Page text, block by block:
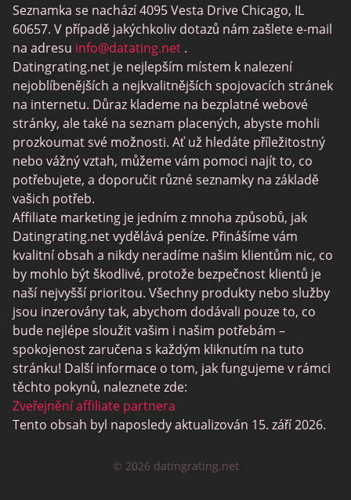
MeetMindful
Seznamka BDSM
BBPeopleMeet
Stránky Sugar Daddy
JPeopleMeet
Trans Seznamka
Senior Datování Lokalit
MyLOL
Gay Seznamka
Lesbické Seznamky
Černé Datování Lokalit
SugarDaddyMeet
LatinAmericanCupid
CatholicMatch
Seznamka se nachází 4095 Vesta Drive Chicago, IL
60657. V případě jakýchkoliv dotazů nám zašlete e-mail
na adresu info@datating.net .
Datingrating.net je nejlepším místem k nalezení
nejoblíbenějších a nejkvalitnějších spojovacích stránek
na internetu. Důraz klademe na bezplatné webové
stránky, ale také na seznam placených, abyste mohli
prozkoumat své možnosti. Ať už hledáte příležitostný
nebo vážný vztah, můžeme vám pomoci najít to, co
potřebujete, a doporučit různé seznamky na základě
vašich potřeb.
Affiliate marketing je jedním z mnoha způsobů, jak
Datingrating.net vydělává peníze. Přinášíme vám
kvalitní obsah a nikdy neradíme našim klientům nic, co
by mohlo být škodlivé, protože bezpečnost klientů je
naší nejvyšší prioritou. Všechny produkty nebo služby
jsou inzerovány tak, abychom dodávali pouze to, co
bude nejlépe sloužit vašim i našim potřebám –
spokojenost zaručena s každým kliknutím na tuto
stránku! Další informace o tom, jak fungujeme v rámci
těchto pokynů, naleznete zde:
Zveřejnění affiliate partnera
Tento obsah byl naposledy aktualizován 15. září 2026.
© 2026 datingrating.net